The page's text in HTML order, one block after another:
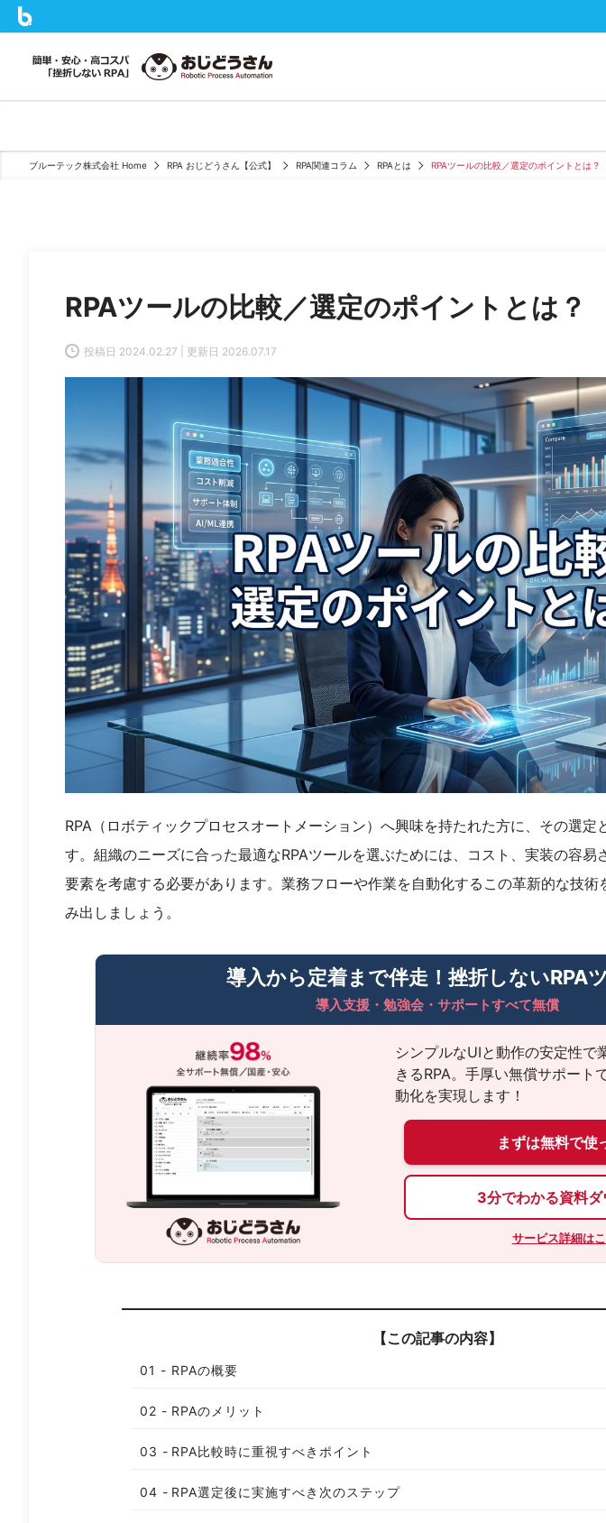
ブルーテック株式会社 Home RPA おじどうさん【公式】 RPA関連コラム RPAとは RPAツールの比較／選定のポイントとは？
RPAツールの比較／選定のポイントとは？
投稿日 2024.02.27 | 更新日 2026.07.17
RPA（ロボティックプロセスオートメーション）へ興味を持たれた方に、その選定
す。組織のニーズに合った最適なRPAツールを選ぶためには、コスト、実装の容易
要素を考慮する必要があります。業務フローや作業を自動化するこの革新的な技
み出しましょう。
導入から定着まで伴走！ 挫折しないRPA
導入支援・勉強会・サポートすべて無償
シンプルなUIと動作の安定性で
きるRPA。手厚い無償サポート
動化を実現します！
まずは無料で使
3分でわかる資料ダ
サービス詳細は
【この記事の内容】
RPAの概要
RPAのメリット
RPA比較時に重視すべきポイント
RPA選定後に実施すべき次のステップ